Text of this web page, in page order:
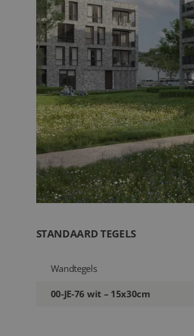
STANDAARD TEGELS
Wandtegels
00-JE-76 wit – 15x30cm